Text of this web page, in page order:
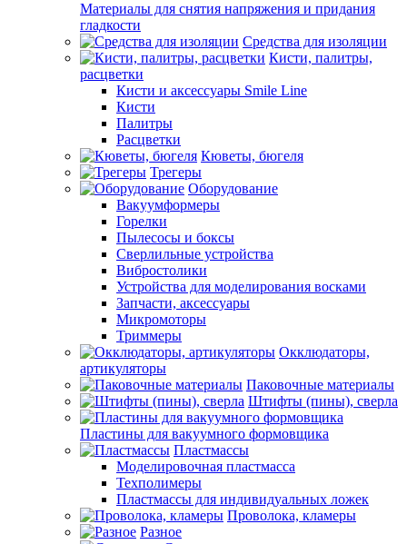
Материалы для снятия напряжения и придания
гладкости
Средства для изоляции
Кисти, палитры,
расцветки
Кисти и аксессуары Smile Line
Кисти
Палитры
Расцветки
Кюветы, бюгеля
Трегеры
Оборудование
Вакуумформеры
Горелки
Пылесосы и боксы
Сверлильные устройства
Вибростолики
Устройства для моделирования восками
Запчасти, аксессуары
Микромоторы
Триммеры
Окклюдаторы,
артикуляторы
Паковочные материалы
Штифты (пины), сверла
Пластины для вакуумного формовщика
Пластмассы
Моделировочная пластмасса
Техполимеры
Пластмассы для индивидуальных ложек
Проволока, кламеры
Разное